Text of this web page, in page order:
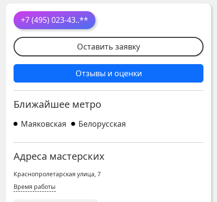
+7 (495) 023-43..**
Оставить заявку
Отзывы и оценки
Ближайшее метро
Маяковская Белорусская
Адреса мастерских
Краснопролетарская улица, 7
Время работы